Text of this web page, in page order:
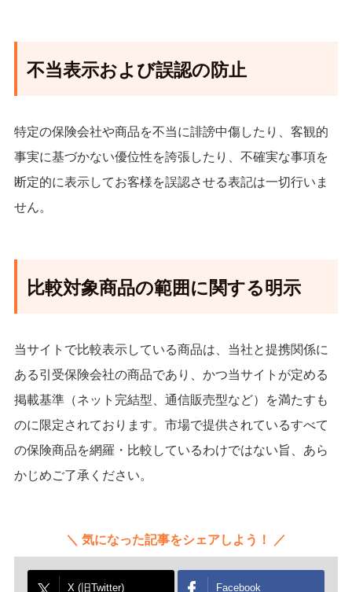
不当表示および誤認の防止
特定の保険会社や商品を不当に誹謗中傷したり、客観的
事実に基づかない優位性を誇張したり、不確実な事項を
断定的に表示してお客様を誤認させる表記は一切行いま
せん。
比較対象商品の範囲に関する明示
当サイトで比較表示している商品は、当社と提携関係に
ある引受保険会社の商品であり、かつ当サイトが定める
掲載基準（ネット完結型、通信販売型など）を満たすも
のに限定されております。市場で提供されているすべて
の保険商品を網羅・比較しているわけではない旨、あら
かじめご了承ください。
気になった記事をシェアしよう！
X (旧Twitter) Facebook